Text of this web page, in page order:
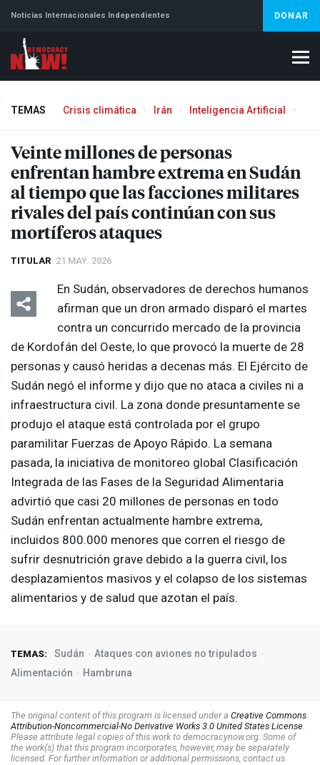
Noticias Internacionales Independientes DONAR
TEMAS Crisis climática Irán Inteligencia Artificial
Veinte millones de personas
enfrentan hambre extrema en Sudán
al tiempo que las facciones militares
rivales del país continúan con sus
mortíferos ataques
TITULAR 21 MAY. 2026
En Sudán, observadores de derechos humanos
afirman que un dron armado disparó el martes
contra un concurrido mercado de la provincia
de Kordofán del Oeste, lo que provocó la muerte de 28
personas y causó heridas a decenas más. El Ejército de
Sudán negó el informe y dijo que no ataca a civiles ni a
infraestructura civil. La zona donde presuntamente se
produjo el ataque está controlada por el grupo
paramilitar Fuerzas de Apoyo Rápido. La semana
pasada, la iniciativa de monitoreo global Clasificación
Integrada de las Fases de la Seguridad Alimentaria
advirtió que casi 20 millones de personas en todo
Sudán enfrentan actualmente hambre extrema,
incluidos 800.000 menores que corren el riesgo de
sufrir desnutrición grave debido a la guerra civil, los
desplazamientos masivos y el colapso de los sistemas
alimentarios y de salud que azotan el país.
TEMAS: Sudán
Ataques con aviones no tripulados
Alimentación
Hambruna
The original content of this program is licensed under a Creative Commons
Attribution-Noncommercial-No Derivative Works 3.0 United States License.
Please attribute legal copies of this work to democracynow.org. Some of
the work(s) that this program incorporates, however, may be separately
licensed. For further information or additional permissions, contact us.